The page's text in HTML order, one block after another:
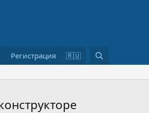
Регистрация 🇷🇺
о